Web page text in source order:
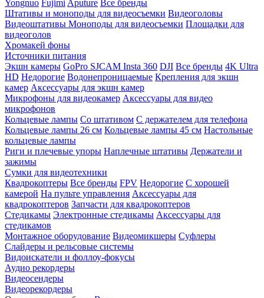
Yongnuo Fujimi Aputure Все бренды
Штативы и моноподы для видеосъемки Видеоголовы
Видеоштативы Моноподы для видеосъемки Площадки для
видеоголов
Хромакей фоны
Источники питания
Экшн камеры GoPro SJCAM Insta 360 DJI Все бренды 4K Ultra
HD Недорогие Водонепроницаемые Крепления для экшн
камер Аксессуары для экшн камер
Микрофоны для видеокамер Аксессуары для видео
микрофонов
Кольцевые лампы Со штативом C держателем для телефона
Кольцевые лампы 26 см Кольцевые лампы 45 см Настольные
кольцевые лампы
Риги и плечевые упоры Наплечные штативы Держатели и
зажимы
Сумки для видеотехники
Квадрокоптеры Все бренды FPV Недорогие С хорошей
камерой На пульте управления Аксессуары для
квадрокоптеров Запчасти для квадрокоптеров
Стедикамы Электронные стедикамы Аксессуары для
стедикамов
Монтажное оборудование Видеомикшеры Суфлеры
Слайдеры и рельсовые системы
Видоискатели и фоллоу-фокусы
Аудио рекордеры
Видеосендеры
Видеорекордеры